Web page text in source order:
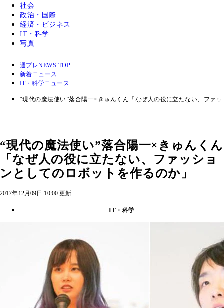
社会
政治・国際
経済・ビジネス
IT・科学
写真
週プレNEWS TOP
新着ニュース
IT・科学ニュース
“現代の魔法使い”落合陽一×きゅんくん「なぜ人の役に立たない、ファ
“現代の魔法使い”落合陽一×きゅんくん
「なぜ人の役に立たない、ファッショ
ンとしてのロボットを作るのか」
2017年12月09日 10:00 更新
IT・科学